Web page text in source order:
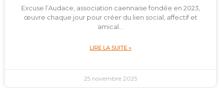
Excuse l’Audace, association caennaise fondée en 2023,
œuvre chaque jour pour créer du lien social, affectif et
amical…
LIRE LA SUITE »
25 novembre 2025